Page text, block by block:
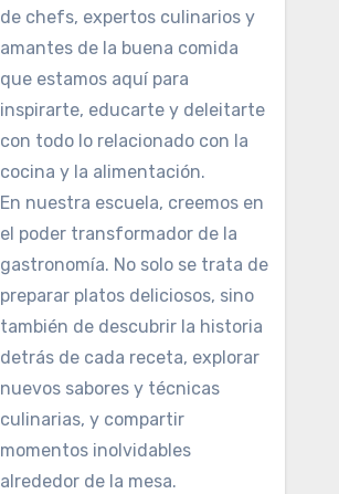
de chefs, expertos culinarios y
amantes de la buena comida
que estamos aquí para
inspirarte, educarte y deleitarte
con todo lo relacionado con la
cocina y la alimentación.
En nuestra escuela, creemos en
el poder transformador de la
gastronomía. No solo se trata de
preparar platos deliciosos, sino
también de descubrir la historia
detrás de cada receta, explorar
nuevos sabores y técnicas
culinarias, y compartir
momentos inolvidables
alrededor de la mesa.